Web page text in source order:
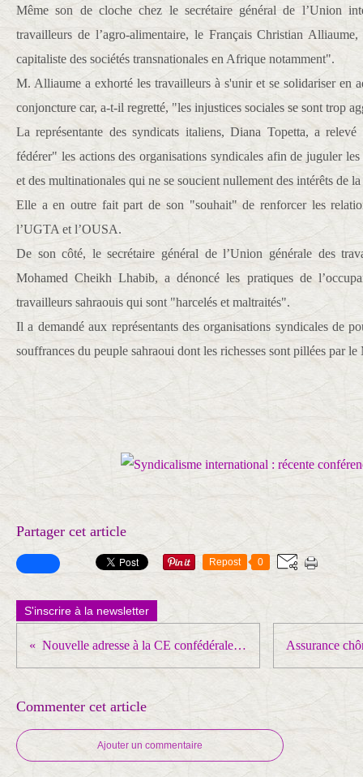
Même son de cloche chez le secrétaire général de l’Union
travailleurs de l’agro-alimentaire, le Français Christian
capitaliste des sociétés transnationales en Afrique notamment".
M. Alliaume a exhorté les travailleurs à s'unir et se solidariser en
conjoncture car, a-t-il regretté, "les injustices sociales se sont trop
La représentante des syndicats italiens, Diana Topetta, a
fédérer" les actions des organisations syndicales afin de juguler
et des multinationales qui ne se soucient nullement des intérêts de
Elle a en outre fait part de son "souhait" de renforcer les
l’UGTA et l’OUSA.
De son côté, le secrétaire général de l’Union générale des
Mohamed Cheikh Lhabib, a dénoncé les pratiques de
travailleurs sahraouis qui sont "harcelés et maltraités".
Il a demandé aux représentants des organisations syndicales de
souffrances du peuple sahraoui dont les richesses sont pillées par le
Partager cet article
Repost 0
S'inscrire à la newsletter
Nouvelle adresse à la CE confédérale : UD du Loir et Cher
Commenter cet article
Ajouter un commentaire